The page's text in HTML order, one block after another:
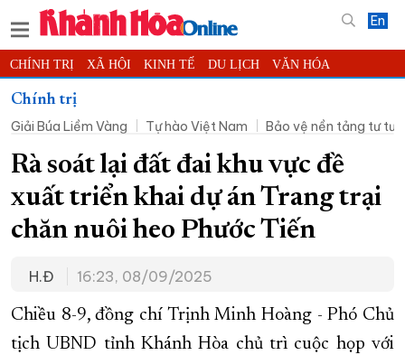
En
CHÍNH TRỊ XÃ HỘI KINH TẾ DU LỊCH VĂN HÓA
THỂ THAO
KHOA HỌC - CÔNG NGHỆ PHÁP LUẬT BẠN ĐỌC PHÓNG SỰ
THẾ GIỚI MULTIMEDIA VIDEO ĐỌC BÁO ONLINE
PODCAST THÔNG TIN - QUẢNG CÁO
QUY HOẠCH TỈNH KHÁNH HÒA
CHUNG TAY CẢI CÁCH HÀNH CHÍNH
XÂY DỰNG NÔNG THÔN MỚI LỊCH CẮT ĐIỆN
TÀU - XE - MÁY BAY
Chính trị
Giải Búa Liềm Vàng
Tự hào Việt Nam Bảo vệ nền tảng tư
Rà soát lại đất đai khu vực đề
xuất triển khai dự án Trang trại
chăn nuôi heo Phước Tiến
H.Đ 16:23, 08/09/2025
Chiều 8-9, đồng chí Trịnh Minh Hoàng - Phó Chủ
tịch UBND tỉnh Khánh Hòa chủ trì cuộc họp với